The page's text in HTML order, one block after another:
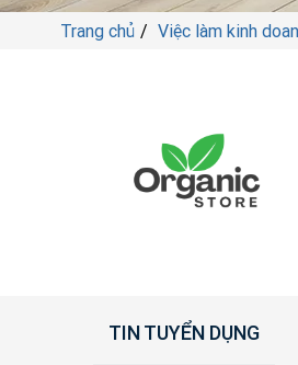
Trang chủ Việc làm kinh
TIN TUYỂN DỤNG